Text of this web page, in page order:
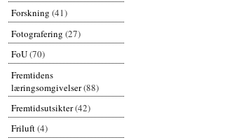
Forskning (41)
Fotografering (27)
FoU(70)
Fremtidens
læringsomgivelser(88)
Fremtidsutsikter(42)
Friluft(4)